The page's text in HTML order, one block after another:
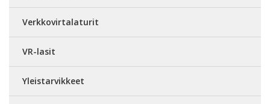
Verkkovirtalaturit
VR-lasit
Yleistarvikkeet